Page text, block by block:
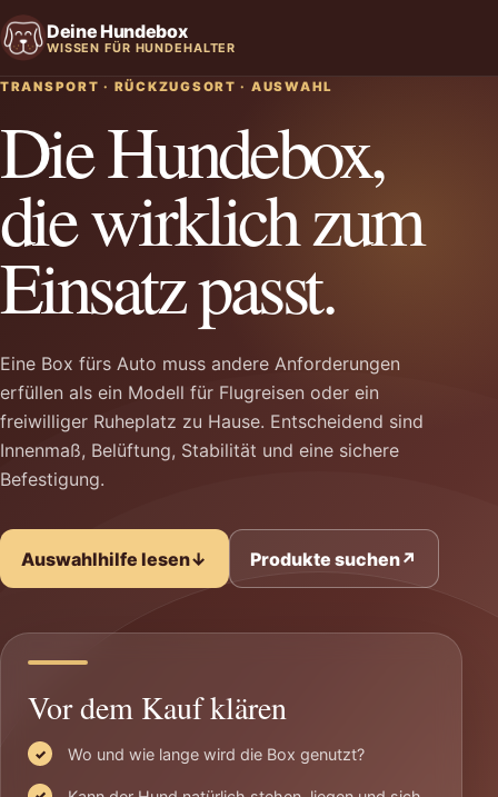
Deine Hundebox
WISSEN FÜR HUNDEHALTER
TRANSPORT · RÜCKZUGSORT · AUSWAHL
Die Hundebox,
die wirklich zum
Einsatz passt.
Eine Box fürs Auto muss andere Anforderungen
erfüllen als ein Modell für Flugreisen oder ein
freiwilliger Ruheplatz zu Hause. Entscheidend sind
Innenmaß, Belüftung, Stabilität und eine sichere
Befestigung.
Auswahlhilfe lesen↓ Produkte suchen↗
Vor dem Kauf klären
Wo und wie lange wird die Box genutzt?